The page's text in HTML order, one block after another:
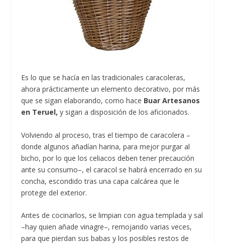
Es lo que se hacía en las tradicionales caracoleras,
ahora prácticamente un elemento decorativo, por más
que se sigan elaborando, como hace Buar Artesanos
en Teruel, y sigan a disposición de los aficionados.
Volviendo al proceso, tras el tiempo de caracolera –
donde algunos añadían harina, para mejor purgar al
bicho, por lo que los celiacos deben tener precaución
ante su consumo–, el caracol se habrá encerrado en su
concha, escondido tras una capa calcárea que le
protege del exterior.
Antes de cocinarlos, se limpian con agua templada y sal
–hay quien añade vinagre–, remojando varias veces,
para que pierdan sus babas y los posibles restos de